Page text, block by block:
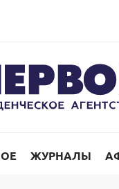
ЖУРНАЛЫ